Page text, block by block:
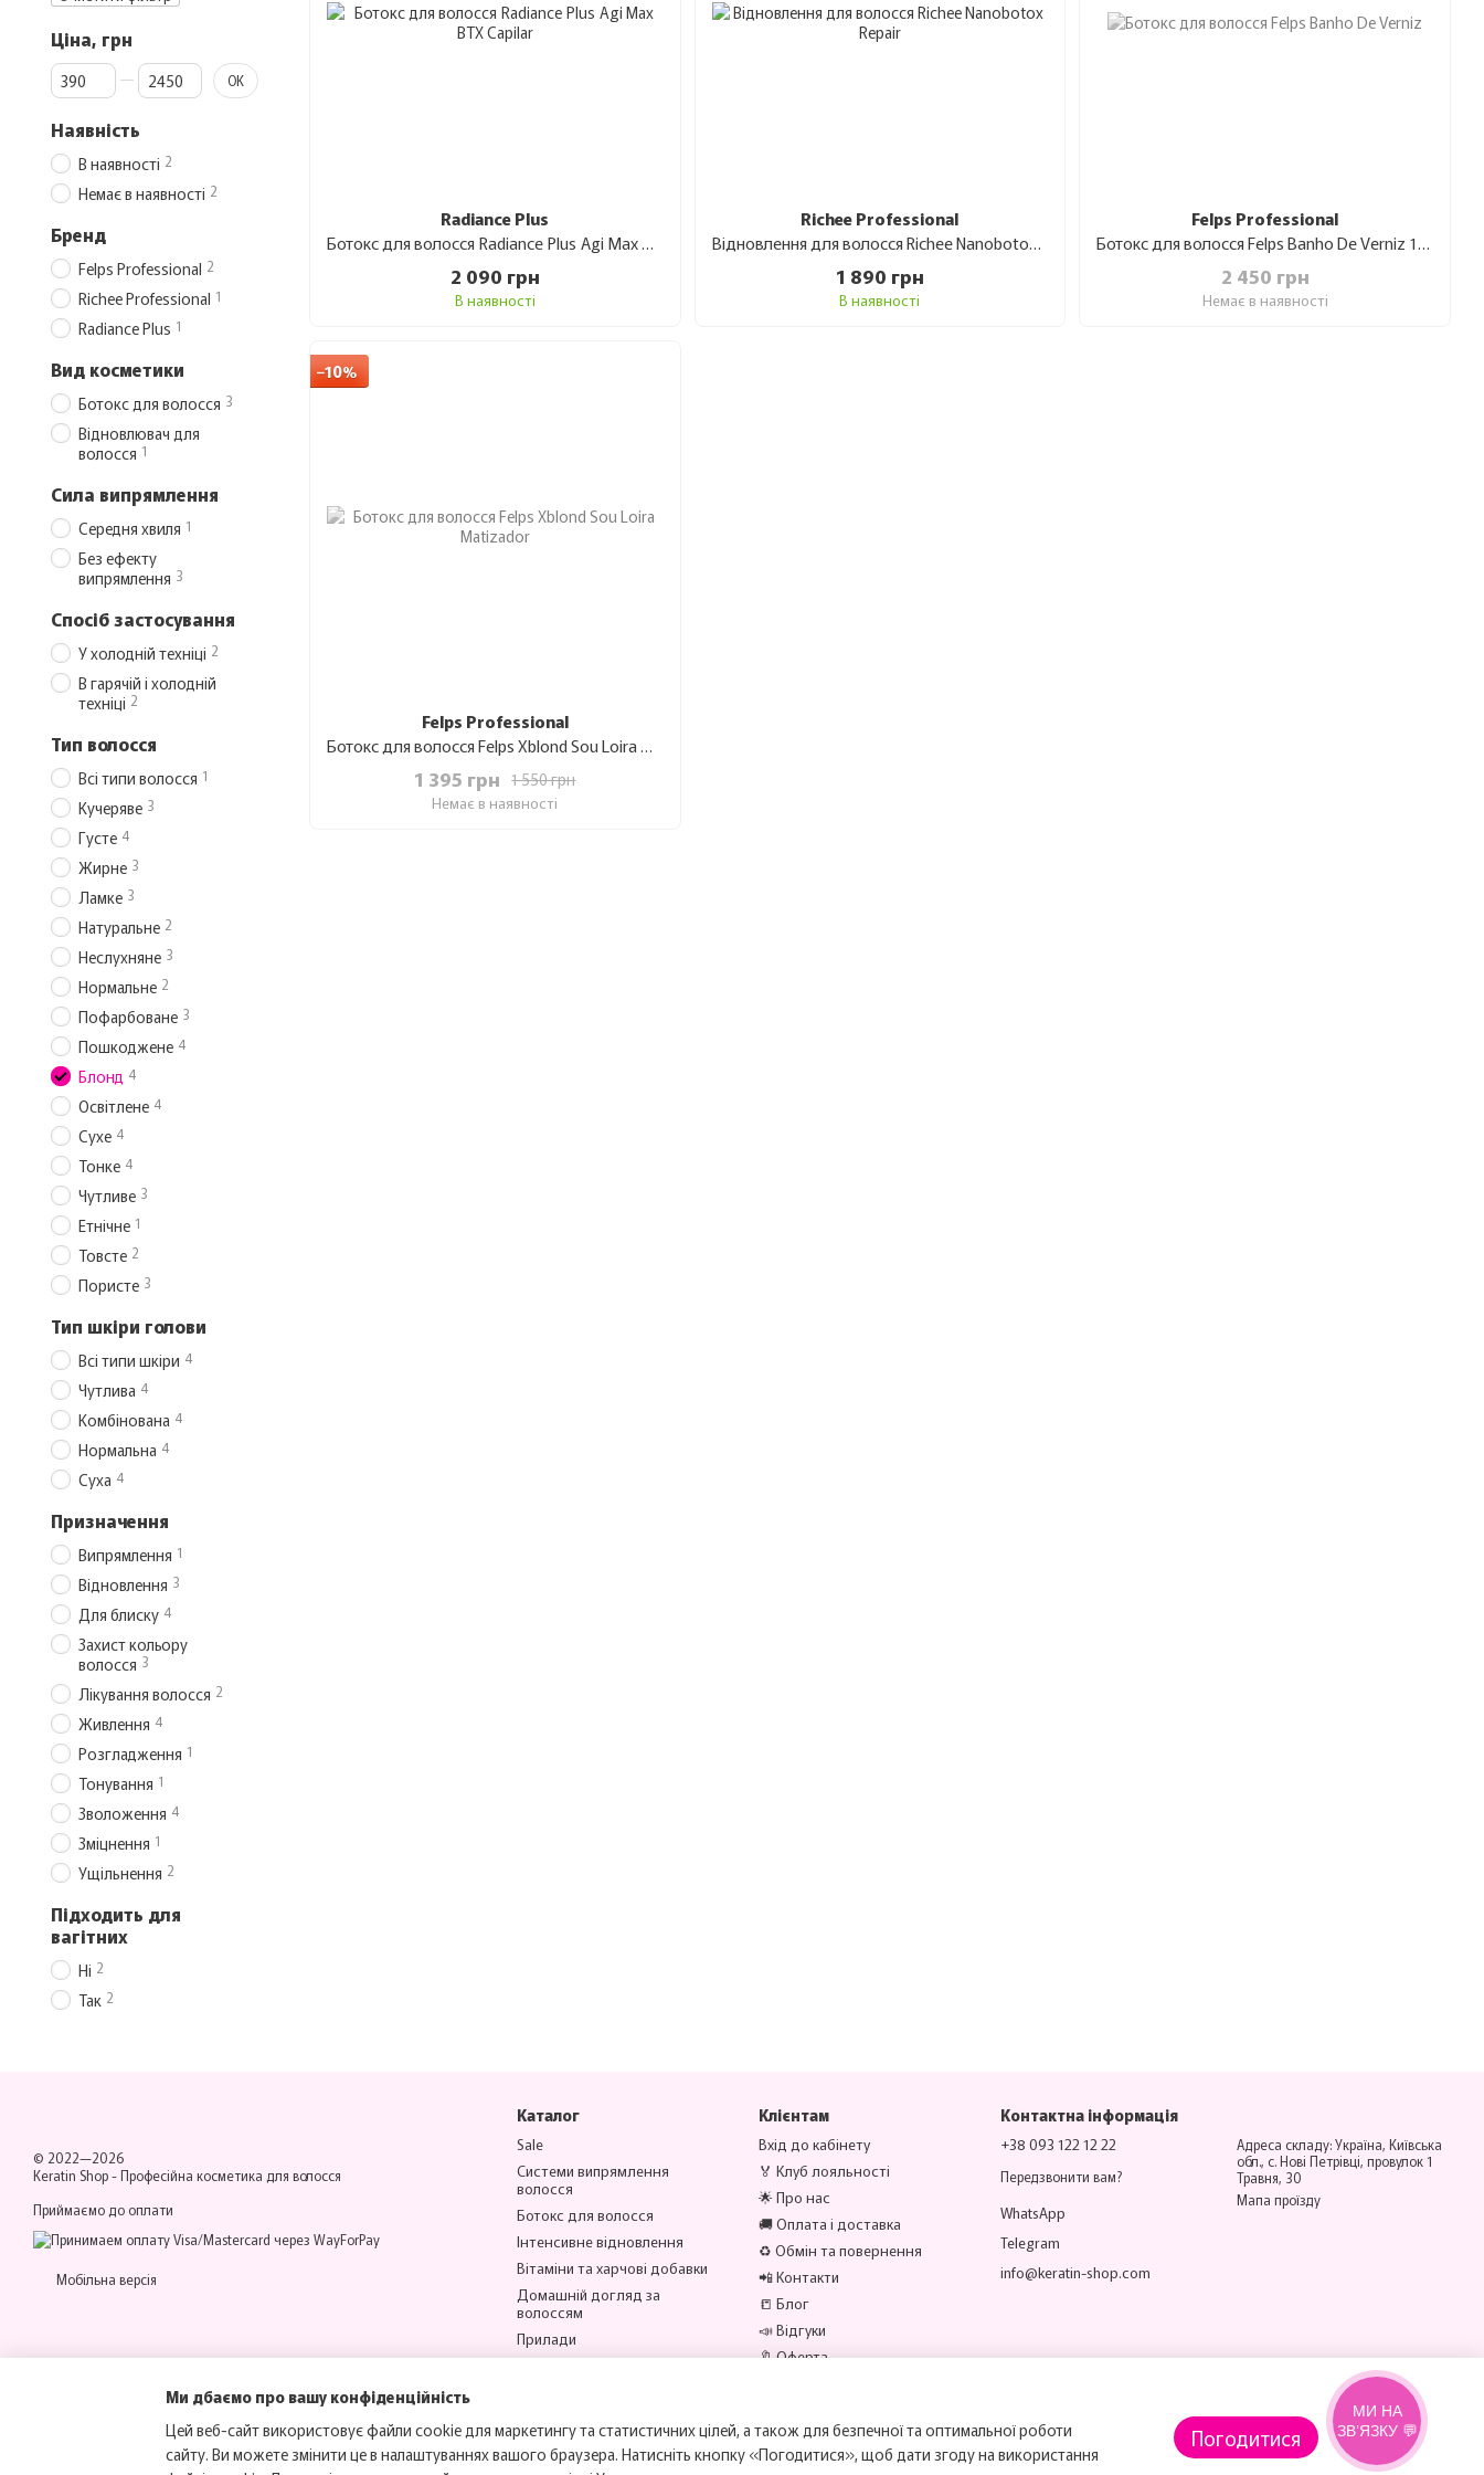
Radiance Plus
Ботокс для волосся Radiance Plus Agi Max BTX Capilar 900 г
2 090 грн
В наявності
Richee Professional
Відновлення для волосся Richee Nanobotox Repair 1 кг
1 890 грн
В наявності
Felps Professional
Ботокс для волосся Felps Banho De Verniz 1 кг
2 450 грн
Немає в наявності
−10%
Felps Professional
Ботокс для волосся Felps Xblond Sou Loira Matizador 300 г
1 550 грн
1 395 грн
Немає в наявності
Ціна, грн
Від Ціна, грн
До Ціна, грн ОК
Наявність
В наявності 2
Немає в наявності 2
Бренд
Felps Professional 2
Richee Professional 1
Radiance Plus 1
Вид косметики
Ботокс для волосся 3
Відновлювач для
волосся 1
Сила випрямлення
Середня хвиля 1
Без ефекту
випрямлення 3
Спосіб застосування
У холодній техніці 2
В гарячій і холодній
техніці 2
Тип волосся
Всі типи волосся 1
Кучеряве 3
Густе 4
Жирне 3
Ламке 3
Натуральне 2
Неслухняне 3
Нормальне 2
Пофарбоване 3
Пошкоджене 4
Блонд 4
Освітлене 4
Сухе 4
Тонке 4
Чутливе 3
Етнічне 1
Товсте 2
Пористе 3
Тип шкіри голови
Всі типи шкіри 4
Чутлива 4
Комбінована 4
Нормальна 4
Суха 4
Призначення
Випрямлення 1
Відновлення 3
Для блиску 4
Захист кольору
волосся 3
Лікування волосся 2
Живлення 4
Розгладження 1
Тонування 1
Зволоження 4
Зміцнення 1
Ущільнення 2
Підходить для
вагітних
Ні 2
Так 2
© 2022—2026
Keratin Shop -Професійна косметика для волосся
Приймаємо до оплати
Мобільна версія
Каталог
Sale
Системи випрямлення
волосся
Ботокс для волосся
Інтенсивне відновлення
Вітаміни та харчові добавки
Домашній догляд за
волоссям
Прилади
Аксесуари
Клієнтам
Вхід до кабінету
🏅 Клуб лояльності
🌟 Про нас
🚚 Оплата і доставка
♻️ Обмін та повернення
📲 Контакти
📒 Блог
📣 Відгуки
🔖 Оферта
Контактна інформація
+38 093 122 12 22
Передзвонити вам?
WhatsApp
Telegram
info@keratin-shop.com
Адреса складу: Україна, Київська
обл., с. Нові Петрівці, провулок 1
Травня, 30
Мапа проїзду
Ми дбаємо про вашу конфіденційність
Цей веб-сайт використовує файли cookie для маркетингу та статистичних цілей, а також для безпечної та оптимальної роботи
сайту. Ви можете змінити це в налаштуваннях вашого браузера. Натисніть кнопку «Погодитися», щоб дати згоду на використання
Погодитися
МИ НА
ЗВ’ЯЗКУ 💬